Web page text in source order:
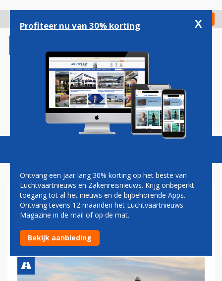
gaan
Check in
Magazine Podcasts Vacatures
SCHIPHOL VERLAAGT
TARIEVEN NA GOED EERSTE
HALFJAAR
Profiteer nu van 30% korting x
Ontvang een jaar lang 30% korting op het beste van
Luchtvaartnieuws en Zakenreisnieuws. Krijg onbeperkt
toegang tot al het nieuws en de bijbehorende Apps.
Ontvang tevens 12 maanden het Luchtvaartnieuws
Magazine in de mail of op de mat.
Bekijk aanbieding